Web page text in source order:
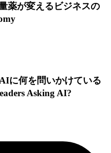
薬が変えるビジネスの
に何を問いかけている
Asking AI?